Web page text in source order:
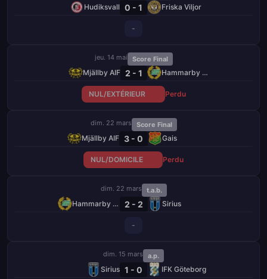
Hudiksvall 0 - 1 Friska Viljor
-
jeu. 14 mai Score Final
Mjällby AIF 2 - 1 Hammarby FF
NUL/EXTÉRIEUR Perdu
dim. 22 mars Score Final
Mjällby AIF 3 - 0 Gais
NUL/DOMICILE Perdu
dim. 22 mars t.a.b.
Hammarby FF 2 - 2 Sirius
-
dim. 15 mars a.p.
Sirius 1 - 0 IFK Göteborg